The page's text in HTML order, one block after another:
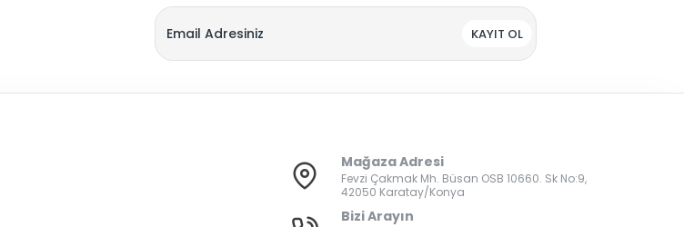
KAYIT OL
Mağaza Adresi
Fevzi Çakmak Mh. Büsan OSB 10660. Sk No:9,
42050 Karatay/Konya
Bizi Arayın